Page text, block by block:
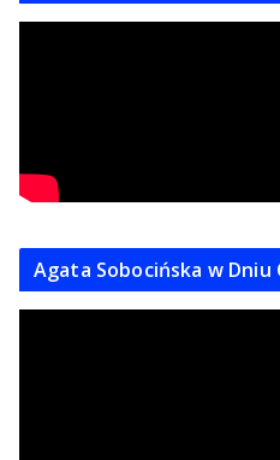
Agata Sobocińska w Dniu